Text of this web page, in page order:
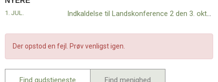
Indkaldelse til Landskonference 2 den 3. oktober 2026
1. JUL.
Der opstod en fejl. Prøv venligst igen.
Find gudstjeneste Find menighed